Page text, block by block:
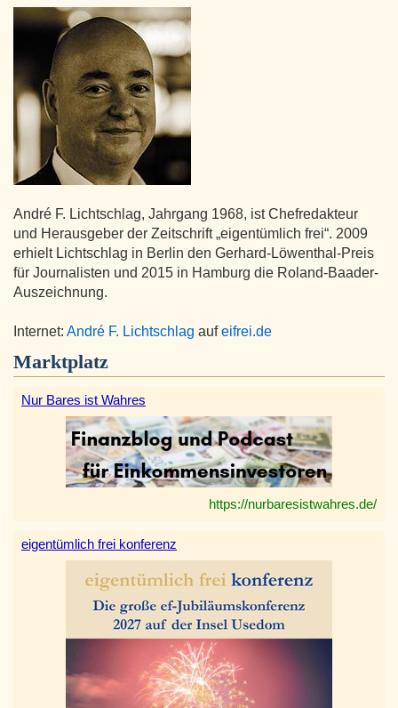
André F. Lichtschlag, Jahrgang 1968, ist Chefredakteur
und Herausgeber der Zeitschrift „eigentümlich frei“. 2009
erhielt Lichtschlag in Berlin den Gerhard-Löwenthal-Preis
für Journalisten und 2015 in Hamburg die Roland-Baader-
Auszeichnung.
Internet: André F. Lichtschlag aufeifrei.de
Marktplatz
Nur Bares ist Wahres
https://nurbaresistwahres.de/
eigentümlich frei konferenz